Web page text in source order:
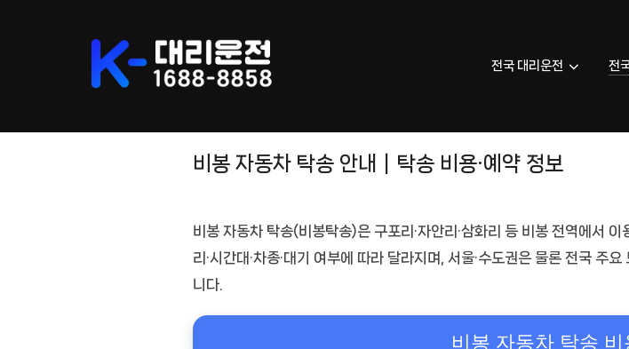
전국 대리운전 전
비봉 자동차 탁송 안내｜탁송 비용·예약 정보
비봉 자동차 탁송(비봉탁송)은 구포리·자안리·삼화리 등 비봉 전역에서 이
리·시간대·차종·대기 여부에 따라 달라지며, 서울·수도권은 물론 전국 주요
니다.
비봉 자동차 탁송 비